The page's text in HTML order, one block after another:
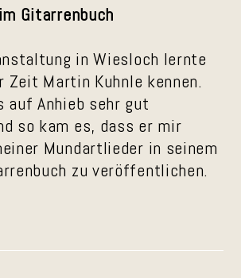
Gitarrenbuch
in Wiesloch lernte
Zeit Martin Kuhnle kennen.
auf Anhieb sehr gut
so kam es, dass er mir
Mundartlieder in seinem
zu veröffentlichen.